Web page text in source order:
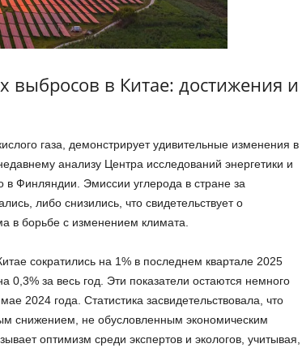
выбросов в Китае: достижения и
газа, демонстрирует удивительные изменения в
анализу Центра исследований энергетики и
в Финляндии. Эмиссии углерода в стране за
либо снизились, что свидетельствует о
в борьбе с изменением климата.
сократились на 1% в последнем квартале 2025
0,3% за весь год. Эти показатели остаются немного
2024 года. Статистика засвидетельствовала, что
снижением, не обусловленным экономическим
оптимизм среди экспертов и экологов, учитывая,